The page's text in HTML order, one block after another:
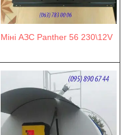
Міні АЗС Panther 56 230\12V